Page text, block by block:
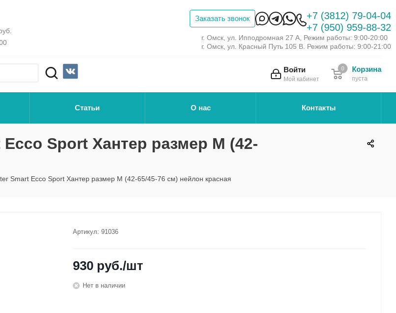
Заказать звонок
+7 (3812) 79-04-04
+7 (950) 959-88-32
г. Омск, ул. Ипподромная 27 А, Режим работы: 9:00-20:00
г. Омск, ул. Красный Путь 105 В. Режим работы: 9:00-21:00
Войти
Мой кабинет
Корзина
пуста
0
Статьи О нас Контакты
Sport Хантер размер М (42-
Smart Ecco Sport Хантер размер М (42-65/45-76 см) нейлон красная
Артикул: 91036
930 руб./шт
Нет в наличии